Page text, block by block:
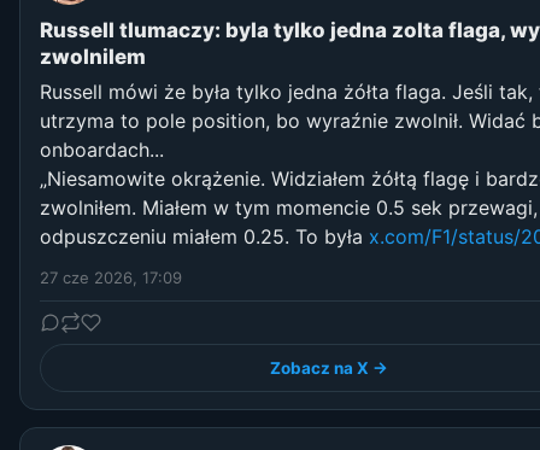
Russell tlumaczy: byla tylko jedna zolta flaga,
zwolnilem
Russell mówi że była tylko jedna żółta flaga. Jeśli tak,
utrzyma to pole position, bo wyraźnie zwolnił. Widać
onboardach...
„Niesamowite okrążenie. Widziałem żółtą flagę i
zwolniłem. Miałem w tym momencie 0.5 sek
odpuszczeniu miałem 0.25. To była x.com/F1/status/
27 cze 2026, 17:09
Zobacz na X →